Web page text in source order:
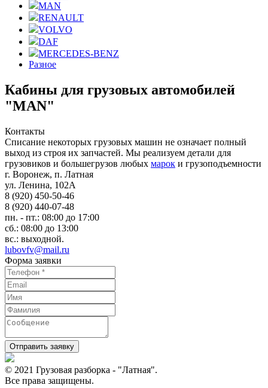
MAN
RENAULT
VOLVO
DAF
MERCEDES-BENZ
Разное
Кабины для грузовых автомобилей
"MAN"
Контакты
Списание некоторых грузовых машин не означает полный
выход из строя их запчастей. Мы реализуем детали для
грузовиков и большегрузов любых марок и грузоподъемности
г. Воронеж, п. Латная
ул. Ленина, 102А
8 (920) 450-50-46
8 (920) 440-07-48
пн. - пт.: 08:00 до 17:00
сб.: 08:00 до 13:00
вс.: выходной.
lubovfv@mail.ru
Форма заявки
Отправить заявку
© 2021 Грузовая разборка - "Латная".
Все права защищены.